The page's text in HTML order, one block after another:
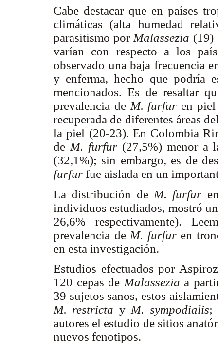
Cabe destacar que en países
climáticas (alta humedad
parasitismo por Malassezia (19)
varían con respecto a los
observado una baja frecuencia
y enferma, hecho que podría
mencionados. Es de resaltar
prevalencia de M. furfur en piel
recuperada de diferentes áreas
la piel (20-23). En Colombia
de M. furfur(27,5%) menor a
(32,1%); sin embargo, es de
furfur fue aislada en un
La distribución de M. furfur
individuos estudiados, mostró
26,6% respectivamente).
prevalencia de M. furfuren
en esta investigación.
Estudios efectuados por
120 cepas de Malassezia a
39 sujetos sanos, estos
M. restricta y M. sympodialis;
autores el estudio de sitios
nuevos fenotipos.